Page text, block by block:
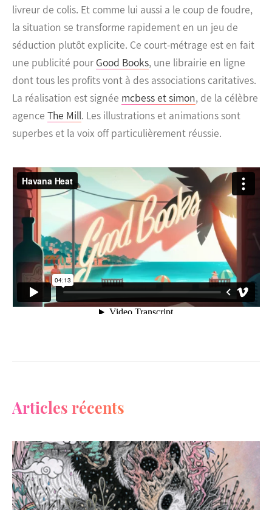
livreur de colis. Et comme lui aussi a le coup de foudre,
la situation se transforme rapidement en un jeu de
séduction plutôt explicite. Ce court-métrage est en fait
une publicité pour Good Books, une librairie en ligne
dont tous les profits vont à des associations caritatives.
La réalisation est signée mcbess et simon, de la célèbre
agence The Mill. Les illustrations et animations sont
superbes et la voix off particulièrement réussie.
Articles récents